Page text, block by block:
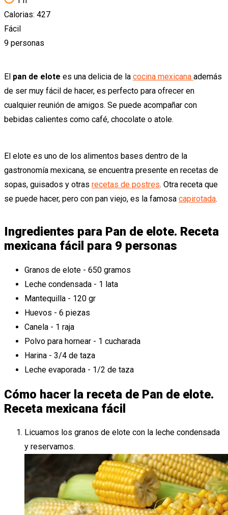
Calorias: 427
Fácil
9 personas
El pan de elote es una delicia de la cocina mexicana además
de ser muy fácil de hacer, es perfecto para ofrecer en
cualquier reunión de amigos. Se puede acompañar con
bebidas calientes como café, chocolate o atole.
El elote es uno de los alimentos bases dentro de la
gastronomía mexicana, se encuentra presente en recetas de
sopas, guisados y otras recetas de postres. Otra receta que
se puede hacer, pero con pan viejo, es la famosa capirotada.
Ingredientes para Pan de elote. Receta
mexicana fácil para 9 personas
Granos de elote - 650 gramos
Leche condensada - 1 lata
Mantequilla - 120 gr
Huevos - 6 piezas
Canela - 1 raja
Polvo para hornear - 1 cucharada
Harina - 3/4 de taza
Leche evaporada - 1/2 de taza
Cómo hacer la receta de Pan de elote.
Receta mexicana fácil
Licuamos los granos de elote con la leche condensada
y reservamos.